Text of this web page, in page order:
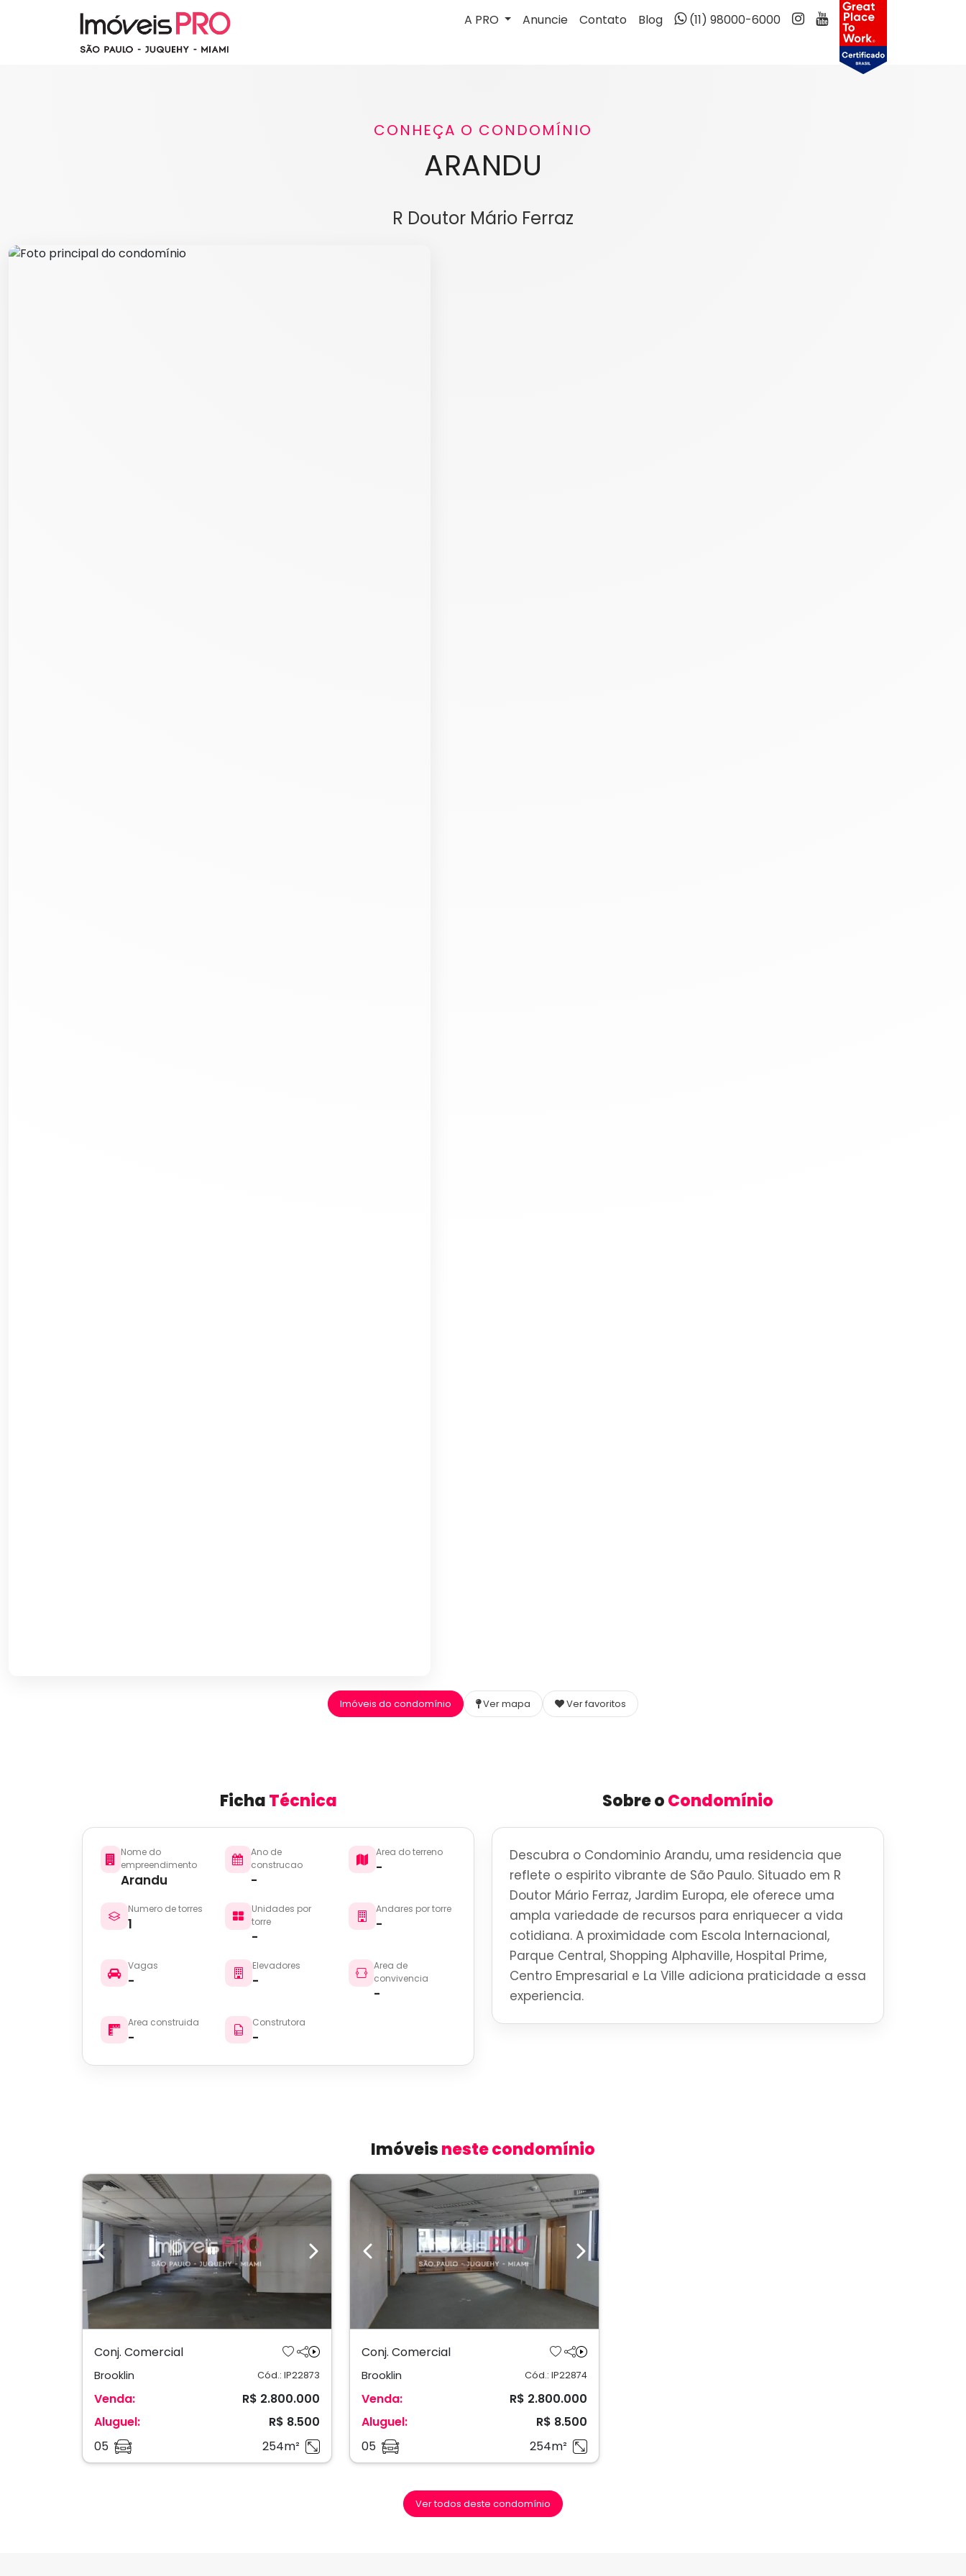
A PRO Anuncie Contato Blog (11) 98000-6000
CONHEÇA O CONDOMÍNIO
ARANDU
R Doutor Mário Ferraz
Imóveis do condomínio Ver mapa Ver favoritos
FichaTécnica
Nome do
empreendimento
Arandu
Ano de
construcao
-
Area do terreno
-
Numero de torres
1
Unidades por
torre
-
Andares por torre
-
Vagas
-
Elevadores
-
Area de
convivencia
-
Area construida
-
Construtora
-
Sobre oCondomínio
Descubra o Condominio Arandu, uma residencia que
reflete o espirito vibrante de São Paulo. Situado em R
Doutor Mário Ferraz, Jardim Europa, ele oferece uma
ampla variedade de recursos para enriquecer a vida
cotidiana. A proximidade com Escola Internacional,
Parque Central, Shopping Alphaville, Hospital Prime,
Centro Empresarial e La Ville adiciona praticidade a essa
experiencia.
Imóveisneste condomínio
Previous Next
Conj. Comercial
Brooklin Cód.: IP22873
Venda:
R$ 2.800.000
Aluguel:
R$ 8.500
05
254m²
Previous Next
Conj. Comercial
Brooklin Cód.: IP22874
Venda:
R$ 2.800.000
Aluguel:
R$ 8.500
05
254m²
Ver todos deste condomínio